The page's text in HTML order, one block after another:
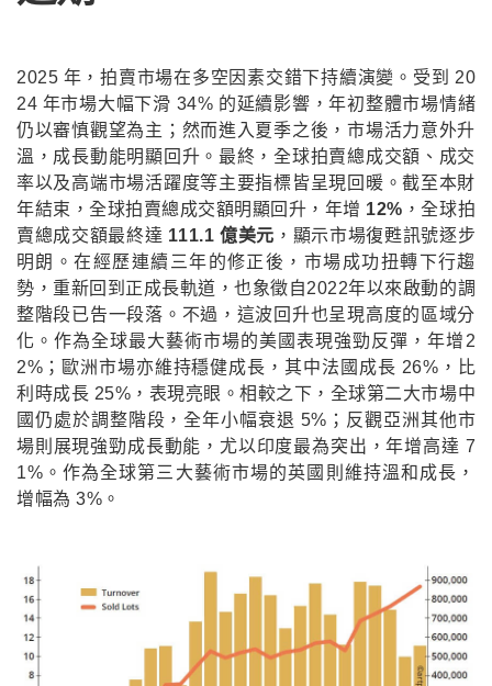
2025 年，拍賣市場在多空因素交錯下持續演變。受到 20
24 年市場大幅下滑 34% 的延續影響，年初整體市場情緒
仍以審慎觀望為主；然而進入夏季之後，市場活力意外升
溫，成長動能明顯回升。最終，全球拍賣總成交額、成交
率以及高端市場活躍度等主要指標皆呈現回暖。截至本財
年結束，全球拍賣總成交額明顯回升，年增 12% ，全球拍
賣總成交額最終達 111.1 億美元 ，顯示市場復甦訊號逐步
明朗。在經歷連續三年的修正後，市場成功扭轉下行趨
勢，重新回到正成長軌道，也象徵自2022年以來啟動的調
整階段已告一段落。不過，這波回升也呈現高度的區域分
化。作為全球最大藝術市場的美國表現強勁反彈，年增2
2%；歐洲市場亦維持穩健成長，其中法國成長 26%，比
利時成長 25%，表現亮眼。相較之下，全球第二大市場中
國仍處於調整階段，全年小幅衰退 5%；反觀亞洲其他市
場則展現強勁成長動能，尤以印度最為突出，年增高達 7
1%。作為全球第三大藝術市場的英國則維持溫和成長，
增幅為 3%。